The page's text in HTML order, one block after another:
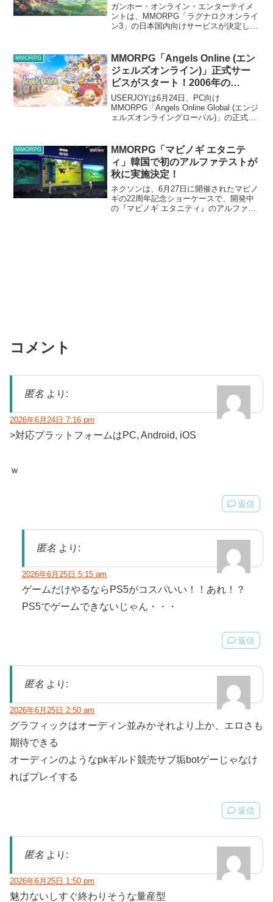
ガンホー・オンライン・エンターテイメ
ントは、MMORPG「ラグナロクオンライ
ン3」の日本国内向けサービスが決定した
に輝く『ラグナロクオンライン（通称、
RO）』のシ...
MMORPG
MMORPG「Angels Online (エン
ジェルズオンライン)」正式サー
ビスがスタート！2006年の
「Angel Love Online」のリブー
ト
USERJOYは6月24日、PC向け
MMORPG「Angels Online Global (エンジ
ェルズオンライングローバル)」の正式サ
MMORPG「Angel Lo...
MMORPG
MMORPG「マビノギ エタニテ
ィ」韓国で初のアルファテストが
秋に実施決定！
ネクソンは、6月27日に開催されたマビノ
ギの22周年記念ショーケースで、開発中
の『マビノギ エタニティ』のアルファテ
コメント
匿名 より:
2026年6月24日 7:16 pm
>対応プラットフォームはPC, Android, iOS
ｗ
返信
匿名 より:
2026年6月25日 5:15 am
ゲームだけやるならPS5がコスパいい！！あれ！？
PS5でゲームできないじゃん・・・
返信
匿名 より:
2026年6月25日 2:50 am
グラフィックはオーディン並みかそれより上か、エロさも
期待できる
オーディンのようなpkギルド競売サブ垢botゲーじゃなけ
ればプレイする
返信
匿名 より:
2026年6月25日 1:50 pm
魅力ないしすぐ終わりそうな量産型